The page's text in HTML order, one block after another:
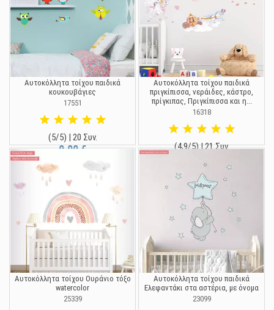
Αυτοκόλλητα τοίχου παιδικά
κουκουβάγιες
17551
(5/5) | 20 Συν.
9,90 €
Αυτοκόλλητα τοίχου παιδικά
πριγκίπισσα, νεράιδες, κάστρο,
πρίγκιπας, Πριγκίπισσα και η...
16318
(4,9/5) | 21 Συν.
Αυτοκόλλητα τοίχου Ουράνιο τόξο
watercolor
25339
Αυτοκόλλητα τοίχου παιδικά
Ελεφαντάκι στα αστέρια, με όνομα
23099